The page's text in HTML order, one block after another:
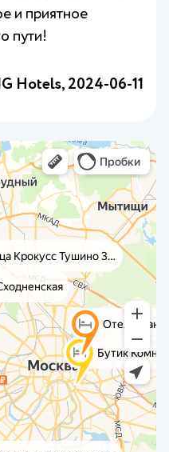
и приятное
пути!
Hotels, 2024-06-11